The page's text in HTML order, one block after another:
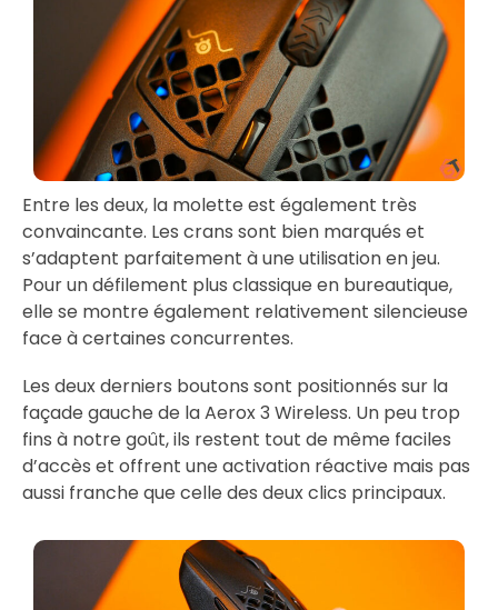
Entre les deux, la molette est également très
convaincante. Les crans sont bien marqués et
s’adaptent parfaitement à une utilisation en jeu.
Pour un défilement plus classique en bureautique,
elle se montre également relativement silencieuse
face à certaines concurrentes.
Les deux derniers boutons sont positionnés sur la
façade gauche de la Aerox 3 Wireless. Un peu trop
fins à notre goût, ils restent tout de même faciles
d’accès et offrent une activation réactive mais pas
aussi franche que celle des deux clics principaux.